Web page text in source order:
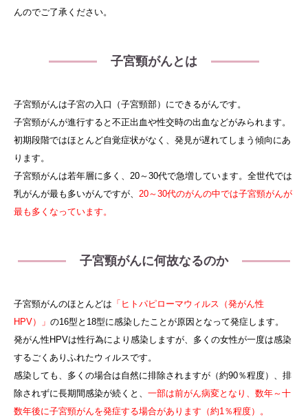
んのでご了承ください。
子宮頸がんとは
子宮頸がんは子宮の入口（子宮頸部）にできるがんです。
子宮頸がんが進行すると不正出血や性交時の出血などがみられます。
初期段階ではほとんど自覚症状がなく、発見が遅れてしまう傾向にあ
ります。
子宮頸がんは若年層に多く、20～30代で急増しています。全世代では
乳がんが最も多いがんですが、 20～30代のがんの中では子宮頸がんが
最も多くなっています。
子宮頸がんに何故なるのか
子宮頸がんのほとんどは 「ヒトパピローマウィルス（発がん性
HPV）」 の16型と18型に感染したことが原因となって発症します。
発がん性HPVは性行為により感染しますが、多くの女性が一度は感染
するごくありふれたウィルスです。
感染しても、多くの場合は自然に排除されますが（約90％程度）、排
除されずに長期間感染が続くと、 一部は前がん病変となり、数年～十
数年後に子宮頸がんを発症する場合があります（約1％程度）。